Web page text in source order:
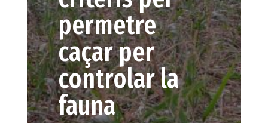
permetre
caçar per
controlar la
fauna